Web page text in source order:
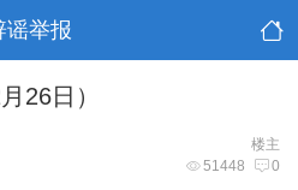
谣举报
26日）
楼主
51448 0